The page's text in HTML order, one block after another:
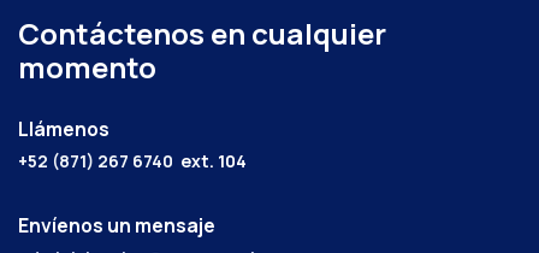
Contáctenos en cualquier
momento
Llámenos
+52 (871) 267 6740 ext. 104
Envíenos un mensaje